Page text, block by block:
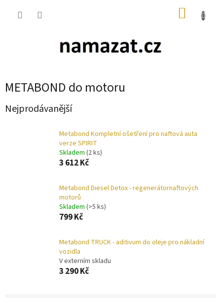
METABOND do motoru
Nejprodávanější
Metabond Kompletní ošetření pro naftová auta
verze SPIRIT
Skladem (2 ks)
3 612 Kč
Metabond Diesel Detox - regenerátornaftových
motorů
Skladem (>5 ks)
799 Kč
Metabond TRUCK - aditivum do oleje pro nákladní
vozidla
V externím skladu
3 290 Kč